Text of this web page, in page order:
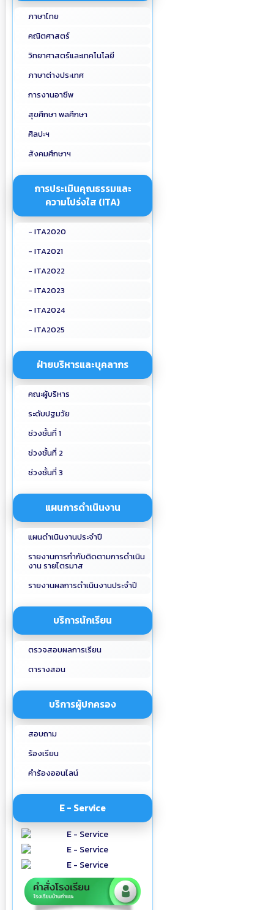
ภาษาไทย
คณิตศาสตร์
วิทยาศาสตร์และเทคโนโลยี
ภาษาต่างประเทศ
การงานอาชีพ
สุขศึกษา พลศึกษา
ศิลปะฯ
สังคมศึกษาฯ
การประเมินคุณธรรมและ
ความโปร่งใส (ITA)
- ITA2020
- ITA2021
- ITA2022
- ITA2023
- ITA2024
- ITA2025
ฝ่ายบริหารและบุคลากร
คณะผู้บริหาร
ระดับปฐมวัย
ช่วงชั้นที่ 1
ช่วงชั้นที่ 2
ช่วงชั้นที่ 3
แผนการดำเนินงาน
แผนดำเนินงานประจำปี
รายงานการกำกับติดตามการดำเนิน
งาน รายไตรมาส
รายงานผลการดำเนินงานประจำปี
บริการนักเรียน
ตรวจสอบผลการเรียน
ตารางสอน
บริการผู้ปกครอง
สอบถาม
ร้องเรียน
คำร้องออนไลน์
E - Service